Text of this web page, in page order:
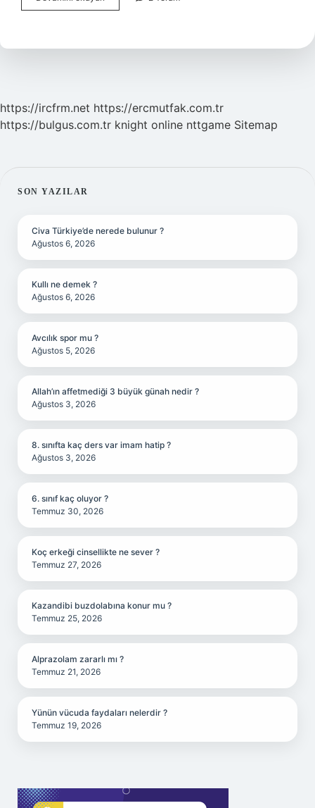
I
https://ircfrm.net https://ercmutfak.com.tr
https://bulgus.com.tr knight online nttgame Sitemap
SIDEBAR
SON YAZILAR
Civa Türkiye’de nerede bulunur ?
Ağustos 6, 2026
Kullı ne demek ?
Ağustos 6, 2026
Avcılık spor mu ?
Ağustos 5, 2026
Allah’ın affetmediği 3 büyük günah nedir ?
Ağustos 3, 2026
8. sınıfta kaç ders var imam hatip ?
Ağustos 3, 2026
6. sınıf kaç oluyor ?
Temmuz 30, 2026
Koç erkeği cinsellikte ne sever ?
Temmuz 27, 2026
Kazandibi buzdolabına konur mu ?
Temmuz 25, 2026
Alprazolam zararlı mı ?
Temmuz 21, 2026
Yünün vücuda faydaları nelerdir ?
Temmuz 19, 2026